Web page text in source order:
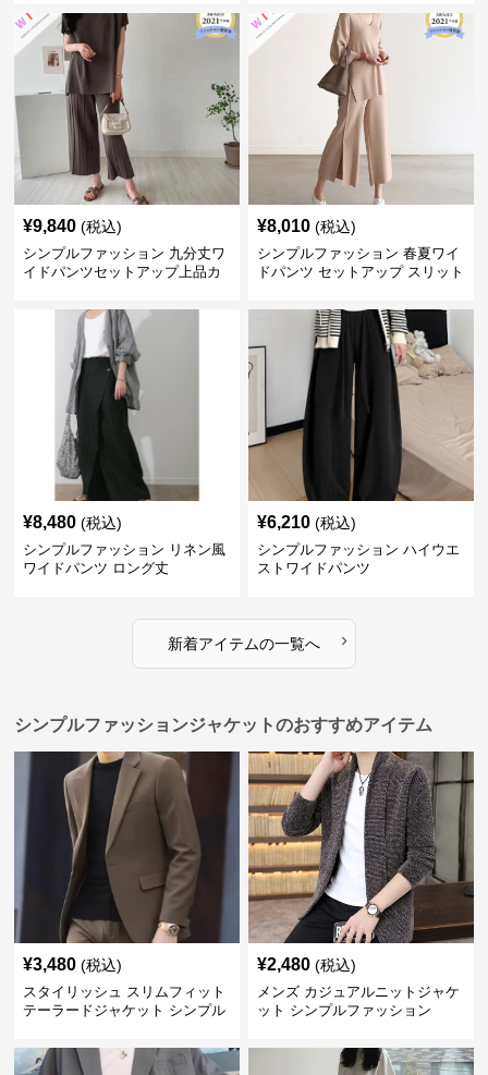
¥9,840 (税込)
シンプルファッション 九分丈ワ
イドパンツセットアップ上品カ
¥8,010 (税込)
シンプルファッション 春夏ワイ
ドパンツ セットアップ スリット
¥8,480 (税込)
シンプルファッション リネン風
ワイドパンツ ロング丈
¥6,210 (税込)
シンプルファッション ハイウエ
ストワイドパンツ
新着アイテムの一覧へ ›
シンプルファッションジャケットのおすすめアイテム
¥3,480 (税込)
スタイリッシュ スリムフィット
テーラードジャケット シンプル
¥2,480 (税込)
メンズ カジュアルニットジャケ
ット シンプルファッション